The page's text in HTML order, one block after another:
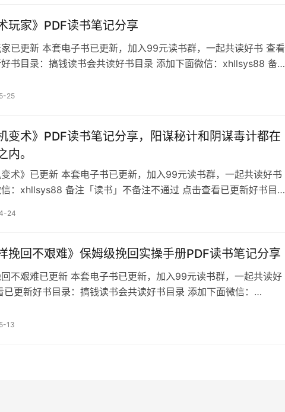
思远，思远者忘近。…
玩家》PDF读书笔记分享
已更新 本套电子书已更新，加入99元读书群，一起共读好书 查看
书目录：搞钱读书会共读好书目录 添加下面微信：xhllsys88 备
有诈术，为你在职场或商业活动中，提供谋略支撑，通俗易懂，
25
变术》PDF读书笔记分享，阳谋秘计和阴谋毒计都在
内。
变术》已更新 本套电子书已更新，加入99元读书群，一起共读好书
：xhllsys88 备注「读书」不备注不通过 点击查看已更新好书目
便变，而要…
24
挽回不艰难》保姆级挽回实操手册PDF读书笔记分享
不艰难已更新 本套电子书已更新，加入99元读书群，一起共读好
已更新好书目录：搞钱读书会共读好书目录 添加下面微信：
撕裂般的心痛和难过，尤其是想挽回他的时候。 你殷勤热情，
13